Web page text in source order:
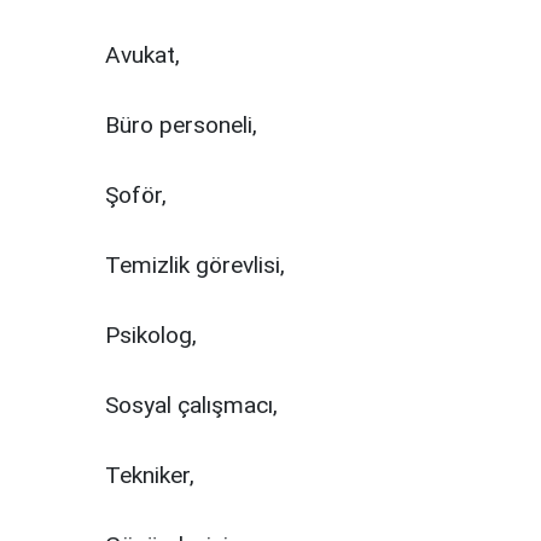
Avukat,
Büro personeli,
Şoför,
Temizlik görevlisi,
Psikolog,
Sosyal çalışmacı,
Tekniker,